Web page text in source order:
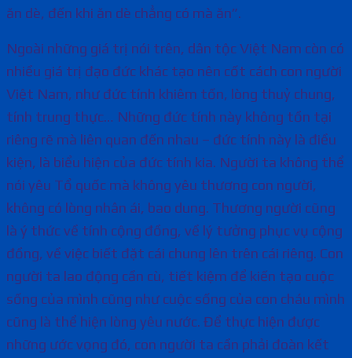
ăn dè, đến khi ăn dè chẳng có mà ăn”.
Ngoài những giá trị nói trên, dân tộc Việt Nam còn có
nhiều giá trị đạo đức khác tạo nên cốt cách con người
Việt Nam, như đức tính khiêm tốn, lòng thuỷ chung,
tính trung thực… Những đức tính này không tồn tại
riêng rẽ mà liên quan đến nhau – đức tính này là điều
kiện, là biểu hiện của đức tính kia. Người ta không thể
nói yêu Tổ quốc mà không yêu thương con người,
không có lòng nhân ái, bao dung. Thương người cũng
là ý thức về tính cộng đồng, về lý tưởng phục vụ cộng
đồng, về việc biết đặt cái chung lên trên cái riêng. Con
người ta lao động cần cù, tiết kiệm để kiến tạo cuộc
sống của mình cũng như cuộc sống của con cháu mình
cũng là thể hiện lòng yêu nước. Để thực hiện được
những ước vọng đó, con người ta cần phải đoàn kết